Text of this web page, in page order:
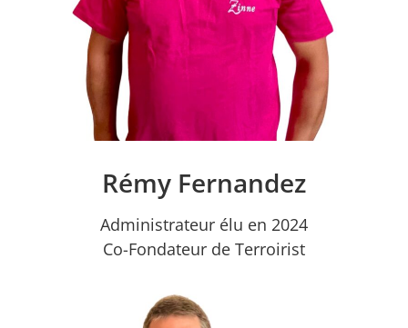
Rémy Fernandez
Administrateur élu en 2024
Co-Fondateur de Terroirist